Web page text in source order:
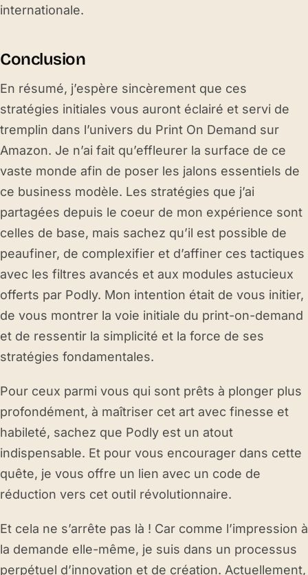
internationale.
Conclusion
En résumé, j’espère sincèrement que ces
stratégies initiales vous auront éclairé et servi de
tremplin dans l’univers du Print On Demand sur
Amazon. Je n’ai fait qu’effleurer la surface de ce
vaste monde afin de poser les jalons essentiels de
ce business modèle. Les stratégies que j’ai
partagées depuis le coeur de mon expérience sont
celles de base, mais sachez qu’il est possible de
peaufiner, de complexifier et d’affiner ces tactiques
avec les filtres avancés et aux modules astucieux
offerts par Podly. Mon intention était de vous initier,
de vous montrer la voie initiale du print-on-demand
et de ressentir la simplicité et la force de ses
stratégies fondamentales.
Pour ceux parmi vous qui sont prêts à plonger plus
profondément, à maîtriser cet art avec finesse et
habileté, sachez que Podly est un atout
indispensable. Et pour vous encourager dans cette
quête, je vous offre un lien avec un code de
réduction vers cet outil révolutionnaire.
Et cela ne s’arrête pas là ! Car comme l’impression à
la demande elle-même, je suis dans un processus
perpétuel d’innovation et de création. Actuellement,